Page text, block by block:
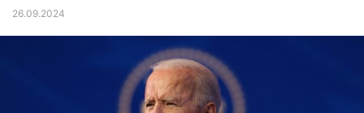
26.09.2024